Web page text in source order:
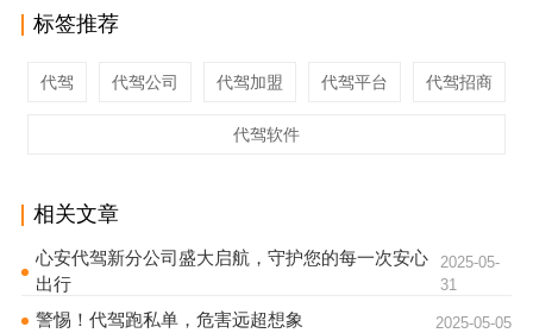
标签推荐
代驾 代驾公司 代驾加盟 代驾平台 代驾招商
代驾软件
相关文章
心安代驾新分公司盛大启航，守护您的每一次安心
出行
2025-05-
31
警惕！代驾跑私单，危害远超想象 2025-05-05